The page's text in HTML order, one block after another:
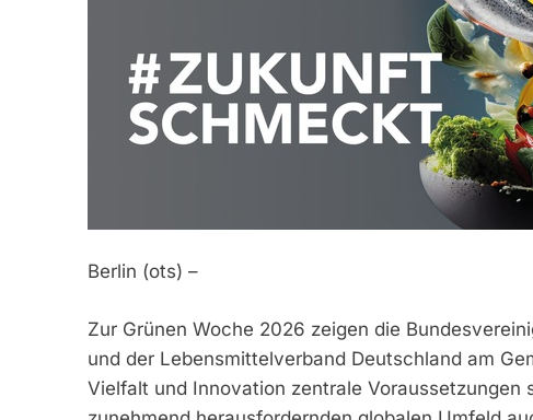
Berlin (ots) –
Zur Grünen Woche 2026 zeigen die
und der Lebensmittelverband Deutschland am
Vielfalt und Innovation zentrale Voraussetzungen